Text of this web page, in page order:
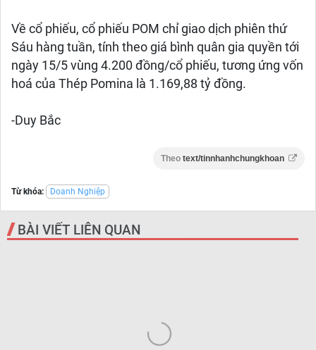
Về cổ phiếu, cổ phiếu POM chỉ giao dịch phiên thứ
Sáu hàng tuần, tính theo giá bình quân gia quyền tới
ngày 15/5 vùng 4.200 đồng/cổ phiếu, tương ứng vốn
hoá của Thép Pomina là 1.169,88 tỷ đồng.
-Duy Bắc
Theo text/tinnhanhchungkhoan
Từ khóa: Doanh Nghiệp
BÀI VIẾT LIÊN QUAN